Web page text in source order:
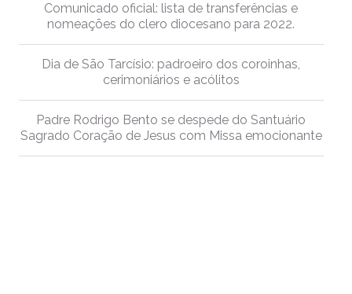
Comunicado oficial: lista de transferências e
nomeações do clero diocesano para 2022.
Dia de São Tarcísio: padroeiro dos coroinhas,
cerimoniários e acólitos
Padre Rodrigo Bento se despede do Santuário
Sagrado Coração de Jesus com Missa emocionante